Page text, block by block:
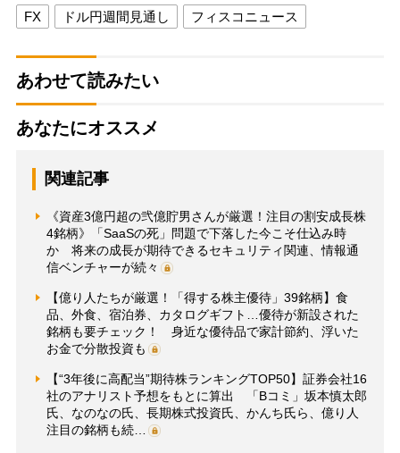
FX ドル円週間見通し フィスコニュース
あわせて読みたい
あなたにオススメ
関連記事
《資産3億円超の弐億貯男さんが厳選！注目の割安成長株
4銘柄》「SaaSの死」問題で下落した今こそ仕込み時
か 将来の成長が期待できるセキュリティ関連、情報通
信ベンチャーが続々
【億り人たちが厳選！「得する株主優待」39銘柄】食
品、外食、宿泊券、カタログギフト…優待が新設された
銘柄も要チェック！ 身近な優待品で家計節約、浮いた
お金で分散投資も
【“3年後に高配当”期待株ランキングTOP50】証券会社16
社のアナリスト予想をもとに算出 「Bコミ」坂本慎太郎
氏、なのなの氏、長期株式投資氏、かんち氏ら、億り人
注目の銘柄も続…